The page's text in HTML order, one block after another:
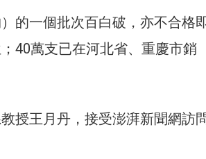
的一個批次百白破，亦不合格
40萬支已在河北省、重慶市銷
授王月丹，接受澎湃新聞網訪